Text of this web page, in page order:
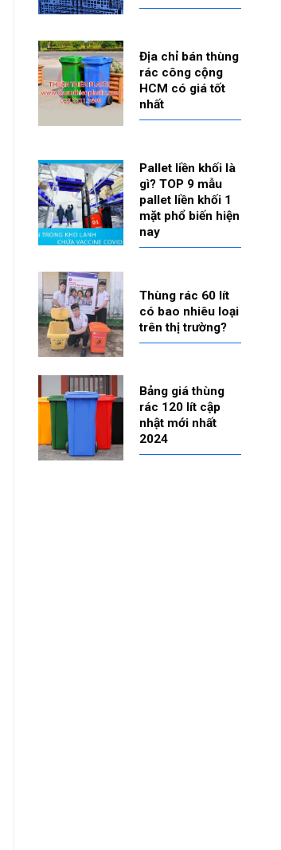
Địa chỉ bán thùng
rác công cộng
HCM có giá tốt
nhất
Pallet liền khối là
gì? TOP 9 mẫu
pallet liền khối 1
mặt phổ biến hiện
nay
Thùng rác 60 lít
có bao nhiêu loại
trên thị trường?
Bảng giá thùng
rác 120 lít cập
nhật mới nhất
2024